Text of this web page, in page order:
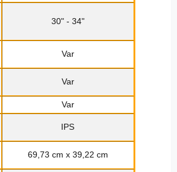
30" - 34"
Var
Var
Var
IPS
69,73 cm x 39,22 cm